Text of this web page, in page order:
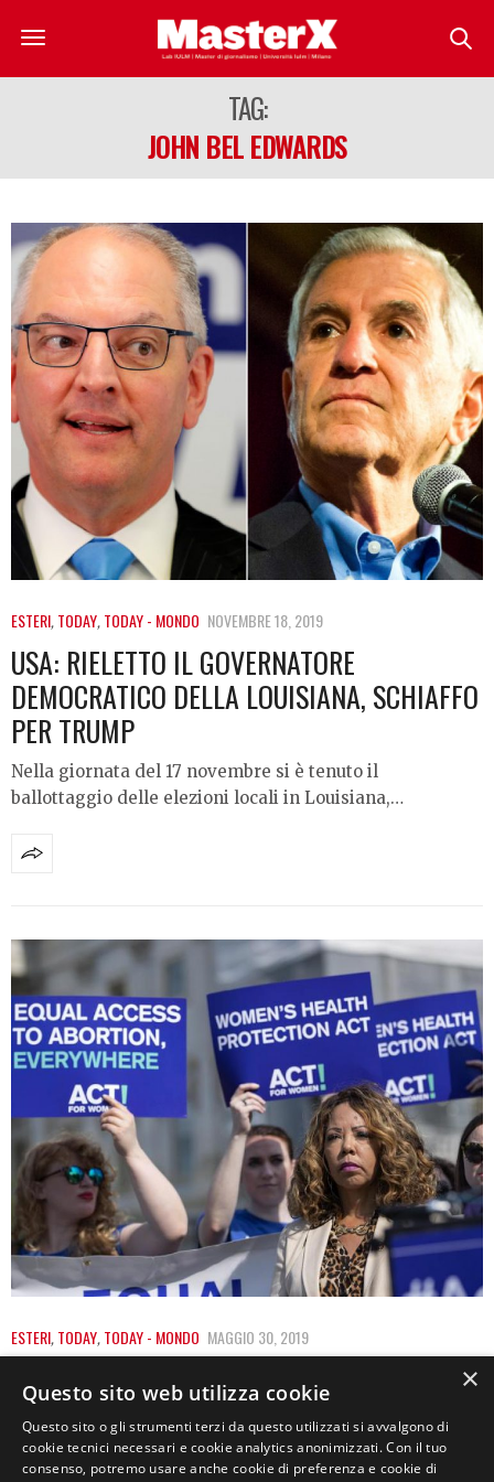
TAG:
JOHN BEL EDWARDS
ESTERI,TODAY,TODAY - MONDO NOVEMBRE 18, 2019
USA: RIELETTO IL GOVERNATORE
DEMOCRATICO DELLA LOUISIANA, SCHIAFFO
PER TRUMP
Nella giornata del 17 novembre si è tenuto il
ballottaggio delle elezioni locali in Louisiana,…
ESTERI,TODAY,TODAY - MONDO MAGGIO 30, 2019
USA: ANCHE IN LOUISIANA È STATA
APPROVATA UNA LEGGE ANTI-ABORTO
Negli Stati Uniti anche la Louisiana ha approvato una
×
Questo sito web utilizza cookie
Questo sito o gli strumenti terzi da questo utilizzati si avvalgono di
cookie tecnici necessari e cookie analytics anonimizzati. Con il tuo
consenso, potremo usare anche cookie di preferenza e cookie di